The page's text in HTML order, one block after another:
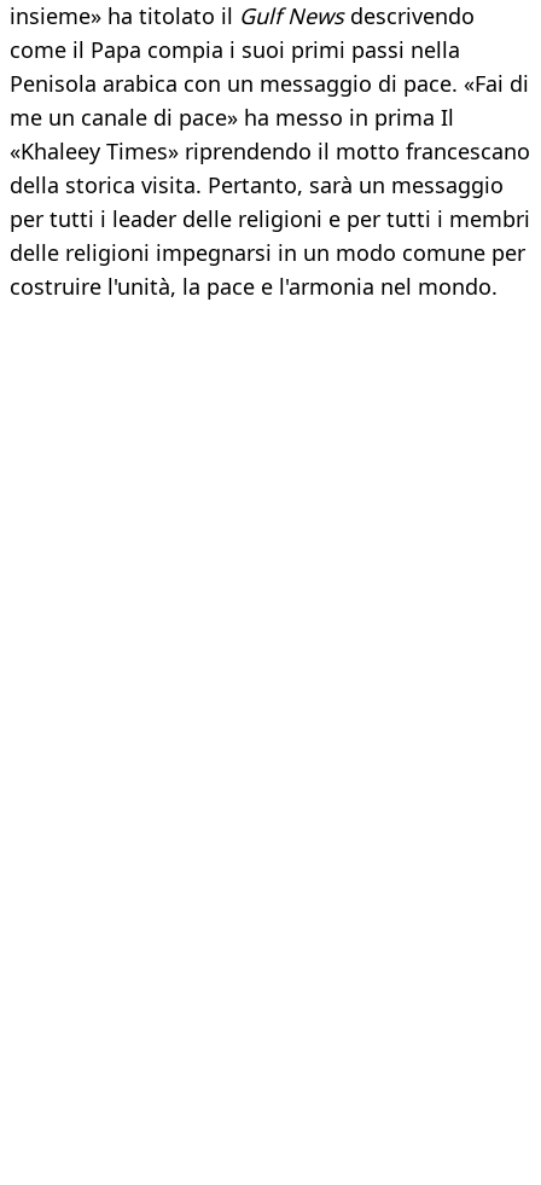
insieme» ha titolato il Gulf Newsdescrivendo
come il Papa compia i suoi primi passi nella
Penisola arabica con un messaggio di pace. «Fai di
me un canale di pace» ha messo in prima Il
«Khaleey Times» riprendendo il motto francescano
della storica visita. Pertanto, sarà un messaggio
per tutti i leader delle religioni e per tutti i membri
delle religioni impegnarsi in un modo comune per
costruire l'unità, la pace e l'armonia nel mondo.